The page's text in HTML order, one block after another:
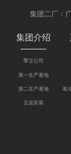
集团二厂：
集团介绍
擎立公司
第一生产基地
第二生产基地
立远安装
表